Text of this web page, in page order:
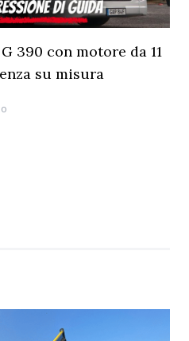
390 con motore da 11
su misura